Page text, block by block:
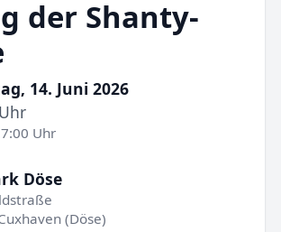
der Shanty-
14. Juni 2026
Uhr
Döse
(Döse)